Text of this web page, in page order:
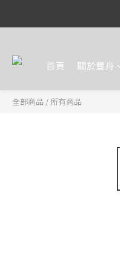
首頁 關於豐舟
全部商品 / 所有商品